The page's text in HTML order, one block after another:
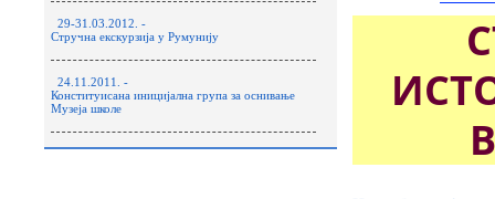
29-31.03.2012. -
Стручна екскурзија у Румунију
24.11.2011. -
Конституисана иницијална група за оснивање
Музеја школе